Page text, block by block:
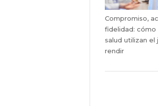
Compromiso,
fidelidad:
salud utilizan el
rendir